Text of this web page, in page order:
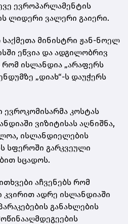
ევროპარლამენტის
ლიდერი ვალერი გაიერი.
მინისტრი ჟან-ნოელ
ეწვია და ადგილობრივ
რომ ისლანდია „არაფერს
„დიახ“-ს დაუჭერს
ევროკომისარმა კოსტას
ვიზიტისას აღნიშნა,
ისლანდიელების
სფეროში გარკვეული
სცადოს.
აჩვენებს რომ
კვირით ადრე ისლანდიაში
განახლების